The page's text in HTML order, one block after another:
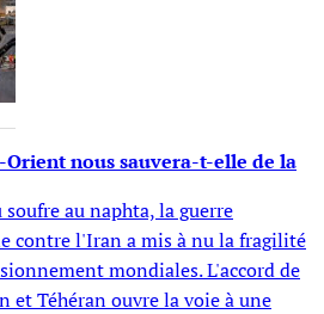
Orient nous sauvera-t-elle de la
au naphta, la guerre
contre l'Iran a mis à nu la fragilité
mondiales. L'accord de
et Téhéran ouvre la voie à une